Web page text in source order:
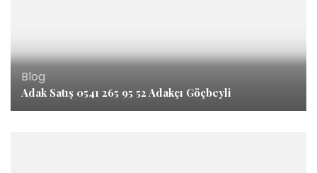
Blog
Adak Satış 0541 265 95 52 Adakçı Göçbeyli